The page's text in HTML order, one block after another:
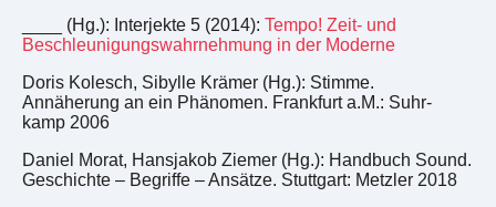
____ (Hg.): Interjekte 5 (2014): Tempo! Zeit- und
Beschleunigungswahrnehmung in der Moderne
Doris Kolesch, Sibylle Krämer (Hg.): Stimme.
Annäherung an ein Phänomen. Frankfurt a.M.: Suhr-
kamp 2006
Daniel Morat, Hansjakob Ziemer (Hg.): Handbuch Sound.
Geschichte – Begriffe – Ansätze. Stuttgart: Metzler 2018